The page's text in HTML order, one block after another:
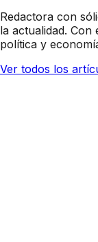
Redactora con
la actualidad.
política y
Ver todos los